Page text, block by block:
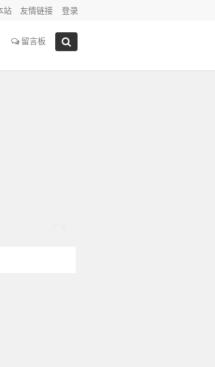
站 友情链接 登录
留言板